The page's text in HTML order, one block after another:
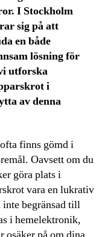
I Stockholm
sig på att
en både
lösning för
utforska
i
av denna
finns gömd i
Oavsett om du
göra plats i
vara en lukrativ
begränsad till
i hemelektronik,